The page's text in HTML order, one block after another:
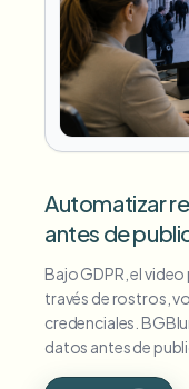
Automatizar
antes de
Bajo GDPR, el
través de rostros,
credenciales.
datos antes de